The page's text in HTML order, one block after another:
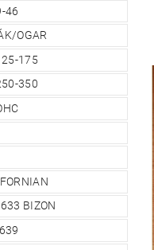
46
OGAR
175
350
BIZON